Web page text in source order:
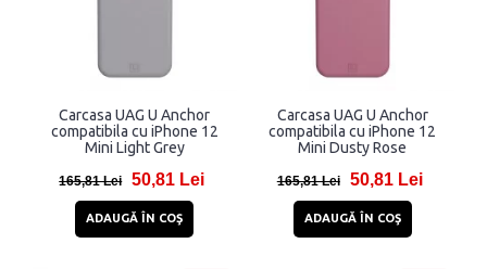
Carcasa UAG U Anchor
compatibila cu iPhone 12
Mini Light Grey
165,81 Lei 50,81 Lei
ADAUGĂ ÎN COŞ
Carcasa UAG U Anchor
compatibila cu iPhone 12
Mini Dusty Rose
165,81 Lei 50,81 Lei
ADAUGĂ ÎN COŞ